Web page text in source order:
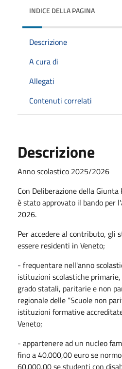
INDICE DELLA PAGINA
Descrizione
A cura di
Allegati
Contenuti correlati
Descrizione
Anno scolastico 2025/2026
Con Deliberazione della
è stato approvato il bando per
2026.
Per accedere al contributo, gli
essere residenti in Veneto;
- frequentare nell'anno
istituzioni scolastiche primarie,
grado statali, paritarie e non
regionale delle “Scuole non
istituzioni formative
Veneto;
- appartenere ad un nucleo
fino a 40.000,00 euro se
60.000,00 se studenti con